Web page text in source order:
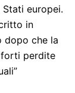
europei.
in
dopo che la
forti perdite